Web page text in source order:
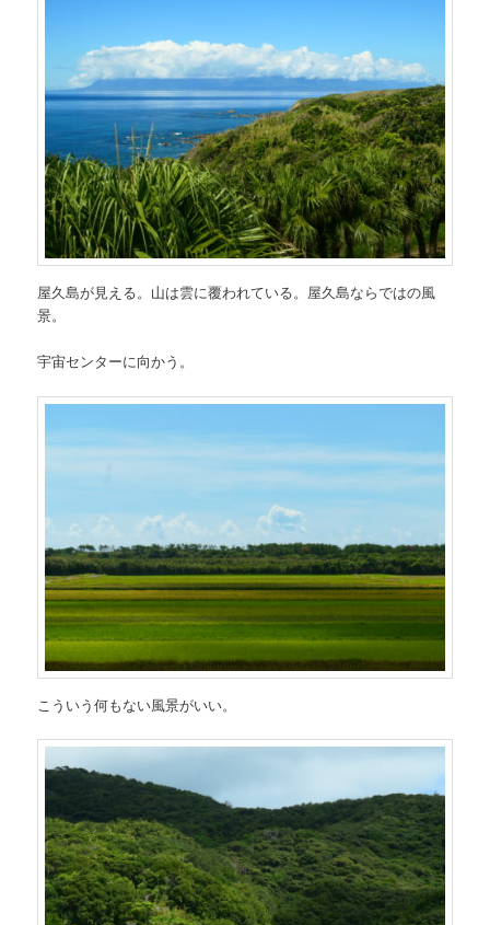
屋久島が見える。山は雲に覆われている。屋久島ならではの風
景。
宇宙センターに向かう。
こういう何もない風景がいい。